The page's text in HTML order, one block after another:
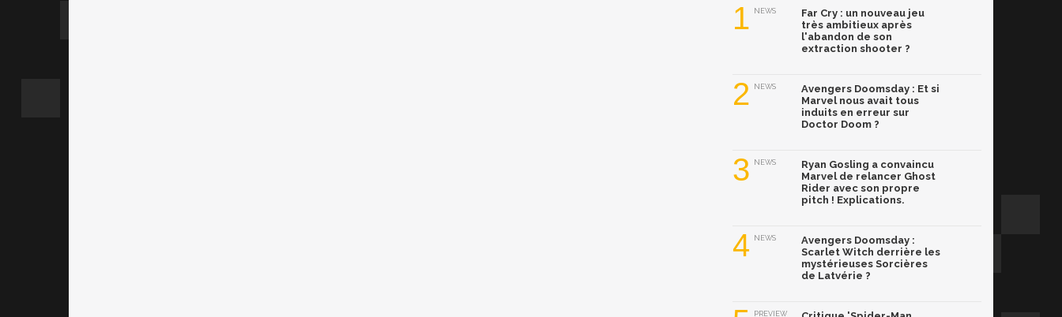
1 NEWS
Far Cry : un nouveau jeu
très ambitieux après
l'abandon de son
extraction shooter ?
2 NEWS
Avengers Doomsday : Et si
Marvel nous avait tous
induits en erreur sur
Doctor Doom ?
3 NEWS
Ryan Gosling a convaincu
Marvel de relancer Ghost
Rider avec son propre
pitch ! Explications.
4 NEWS
Avengers Doomsday :
Scarlet Witch derrière les
mystérieuses Sorcières
de Latvérie ?
PREVIEW